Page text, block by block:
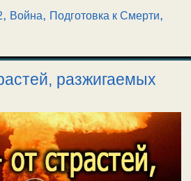
, Война, Подготовка к Смерти,
разжигаемых